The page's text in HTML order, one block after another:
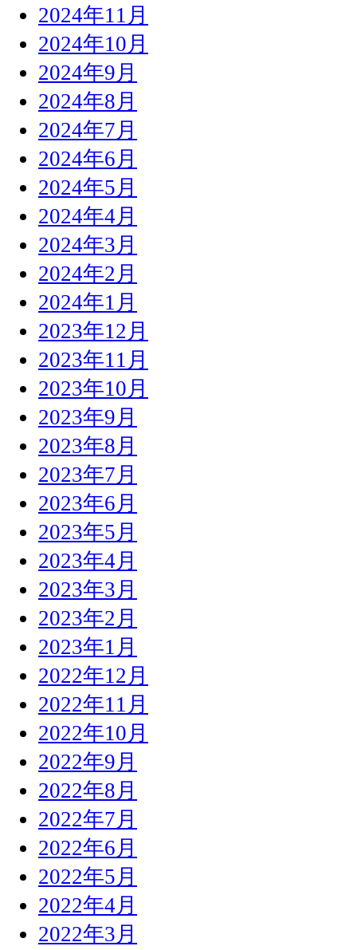
2024年11月
2024年10月
2024年9月
2024年8月
2024年7月
2024年6月
2024年5月
2024年4月
2024年3月
2024年2月
2024年1月
2023年12月
2023年11月
2023年10月
2023年9月
2023年8月
2023年7月
2023年6月
2023年5月
2023年4月
2023年3月
2023年2月
2023年1月
2022年12月
2022年11月
2022年10月
2022年9月
2022年8月
2022年7月
2022年6月
2022年5月
2022年4月
2022年3月